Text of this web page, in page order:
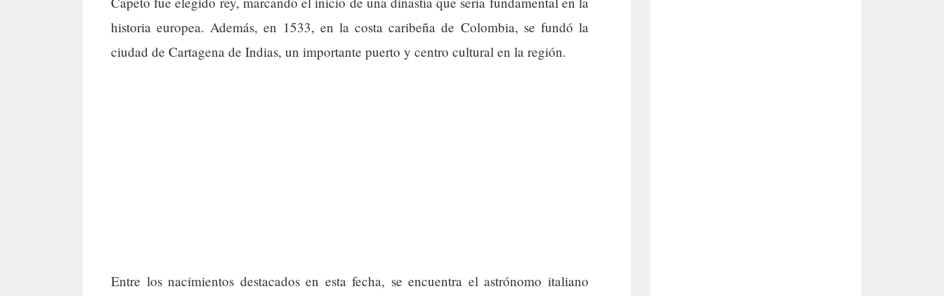
historia europea. Además, en 1533, en la costa caribeña de Colombia, se fundó la
ciudad de Cartagena de Indias, un importante puerto y centro cultural en la región.
Entre los nacimientos destacados en esta fecha, se encuentra el astrónomo italiano